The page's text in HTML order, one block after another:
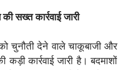
सख्त कार्रवाई जारी
चुनौती देने वाले चाकूबाजी और
कड़ी कार्रवाई जारी है। बदमाशों